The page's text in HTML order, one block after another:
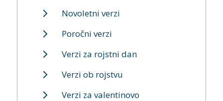
Novoletni verzi
Poročni verzi
Verzi za rojstni dan
Verzi ob rojstvu
Verzi za valentinovo